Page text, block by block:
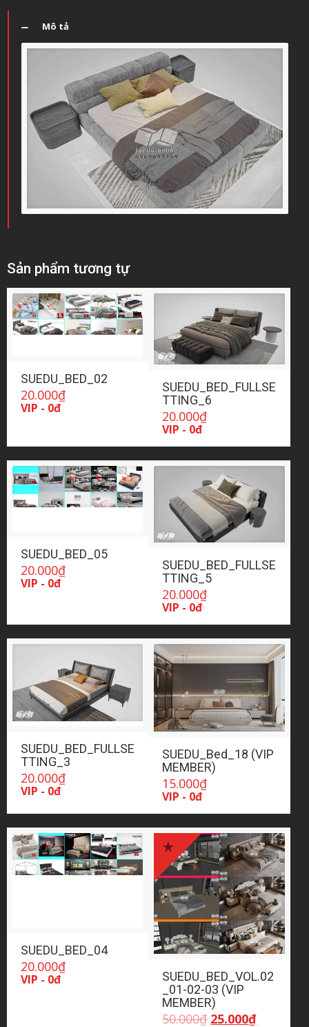
Mô tả
Sản phẩm tương tự
SUEDU_BED_02
20.000₫
VIP - 0đ
SUEDU_BED_FULLSE
TTING_6
20.000₫
VIP - 0đ
SUEDU_BED_05
20.000₫
VIP - 0đ
SUEDU_BED_FULLSE
TTING_5
20.000₫
VIP - 0đ
SUEDU_BED_FULLSE
TTING_3
20.000₫
VIP - 0đ
SUEDU_Bed_18 (VIP
MEMBER)
15.000₫
VIP - 0đ
SUEDU_BED_04
20.000₫
VIP - 0đ
SUEDU_BED_VOL.02
_01-02-03 (VIP
MEMBER)
50.000₫ Giá
25.000₫Giá